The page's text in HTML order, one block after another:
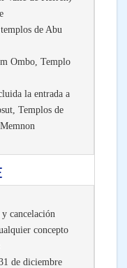
de Abu
Ombo, Templo
la entrada a
Templos de
cancelación
concepto
de diciembre